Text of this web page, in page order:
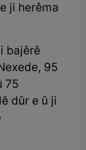
ji herêma
bajêrê
95
75
dûr e û ji